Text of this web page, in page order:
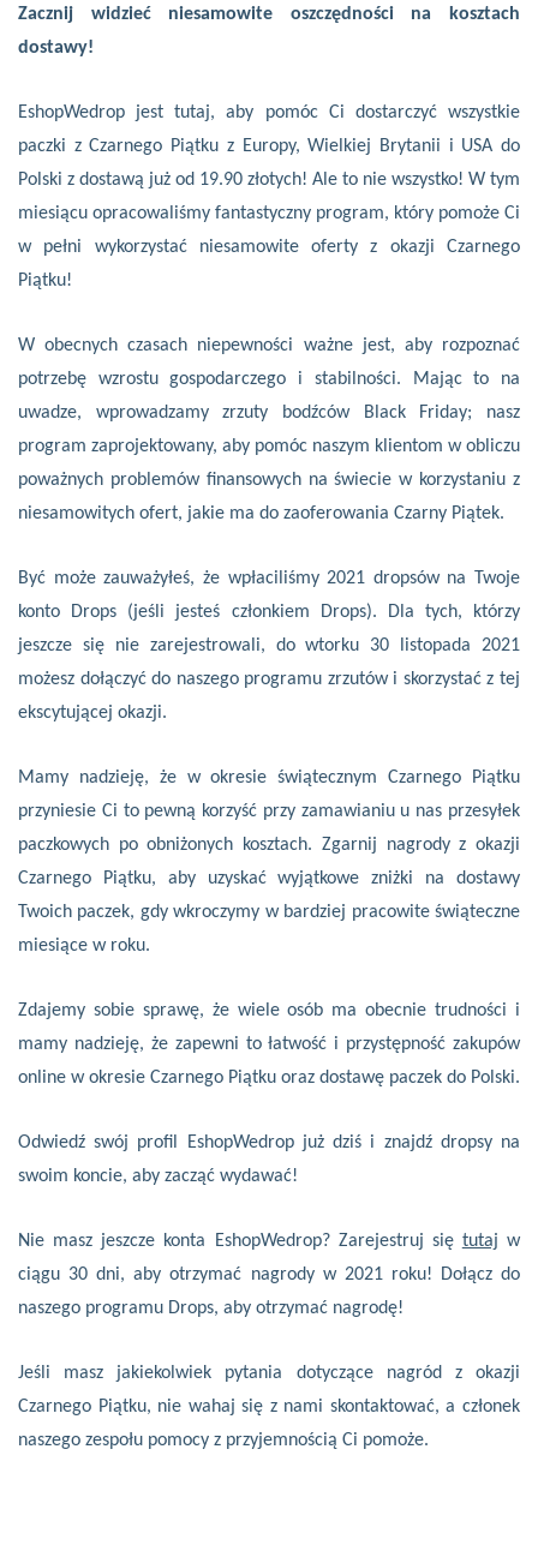
Zacznij widzieć niesamowite oszczędności na kosztach
dostawy!
EshopWedrop jest tutaj, aby pomóc Ci dostarczyć wszystkie
paczki z Czarnego Piątku z Europy, Wielkiej Brytanii i USA do
Polski z dostawą już od 19.90 złotych! Ale to nie wszystko! W tym
miesiącu opracowaliśmy fantastyczny program, który pomoże Ci
w pełni wykorzystać niesamowite oferty z okazji Czarnego
Piątku!
W obecnych czasach niepewności ważne jest, aby rozpoznać
potrzebę wzrostu gospodarczego i stabilności. Mając to na
uwadze, wprowadzamy zrzuty bodźców Black Friday; nasz
program zaprojektowany, aby pomóc naszym klientom w obliczu
poważnych problemów finansowych na świecie w korzystaniu z
niesamowitych ofert, jakie ma do zaoferowania Czarny Piątek.
Być może zauważyłeś, że wpłaciliśmy 2021 dropsów na Twoje
konto Drops (jeśli jesteś członkiem Drops). Dla tych, którzy
jeszcze się nie zarejestrowali, do wtorku 30 listopada 2021
możesz dołączyć do naszego programu zrzutów i skorzystać z tej
ekscytującej okazji.
Mamy nadzieję, że w okresie świątecznym Czarnego Piątku
przyniesie Ci to pewną korzyść przy zamawianiu u nas przesyłek
paczkowych po obniżonych kosztach. Zgarnij nagrody z okazji
Czarnego Piątku, aby uzyskać wyjątkowe zniżki na dostawy
Twoich paczek, gdy wkroczymy w bardziej pracowite świąteczne
miesiące w roku.
Zdajemy sobie sprawę, że wiele osób ma obecnie trudności i
mamy nadzieję, że zapewni to łatwość i przystępność zakupów
online w okresie Czarnego Piątku oraz dostawę paczek do Polski.
Odwiedź swój profil EshopWedrop już dziś i znajdź dropsy na
swoim koncie, aby zacząć wydawać!
Nie masz jeszcze konta EshopWedrop? Zarejestruj się tutaj w
ciągu 30 dni, aby otrzymać nagrody w 2021 roku! Dołącz do
naszego programu Drops, aby otrzymać nagrodę!
Jeśli masz jakiekolwiek pytania dotyczące nagród z okazji
Czarnego Piątku, nie wahaj się z nami skontaktować, a członek
naszego zespołu pomocy z przyjemnością Ci pomoże.